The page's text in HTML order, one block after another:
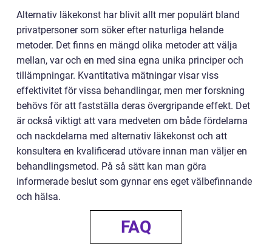
Alternativ läkekonst har blivit allt mer populärt bland
privatpersoner som söker efter naturliga helande
metoder. Det finns en mängd olika metoder att välja
mellan, var och en med sina egna unika principer och
tillämpningar. Kvantitativa mätningar visar viss
effektivitet för vissa behandlingar, men mer forskning
behövs för att fastställa deras övergripande effekt. Det
är också viktigt att vara medveten om både fördelarna
och nackdelarna med alternativ läkekonst och att
konsultera en kvalificerad utövare innan man väljer en
behandlingsmetod. På så sätt kan man göra
informerade beslut som gynnar ens eget välbefinnande
och hälsa.
FAQ